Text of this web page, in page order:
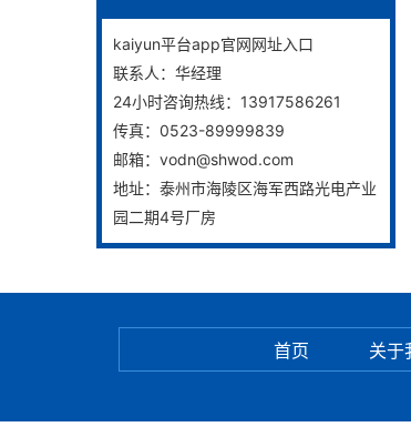
kaiyun平台app官网网址入口
联系人： 华经理
24小时咨询热线： 13917586261
传真： 0523-89999839
邮箱： vodn@shwod.com
地址： 泰州市海陵区海军西路光电产业
园二期4号厂房
国标蝶阀下业开展猜测
伊朗副外长撂下一
马克龙别在霍
首页 关于